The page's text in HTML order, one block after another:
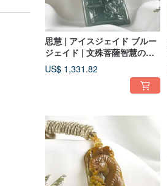
思慧 | アイスジェイド ブルー
ジェイド | 文殊菩薩智慧の宝
剣像 | 天然 A 貨翡翠ペンダン
トネックレス
US$ 1,331.82